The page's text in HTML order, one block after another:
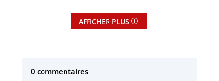
AFFICHER PLUS
0 commentaires